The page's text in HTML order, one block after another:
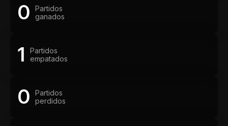
0
Partidos
ganados
1
Partidos
empatados
0
Partidos
perdidos